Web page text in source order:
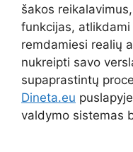
šakos
funkcijas,
remdamiesi realių
nukreipti savo
supaprastintų
Dineta.eu
valdymo sistemas